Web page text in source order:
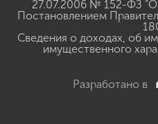
27.07.2006 № 152-ФЗ "О
Постановлением
Сведения о доходах, об
имущественного
Разработано в